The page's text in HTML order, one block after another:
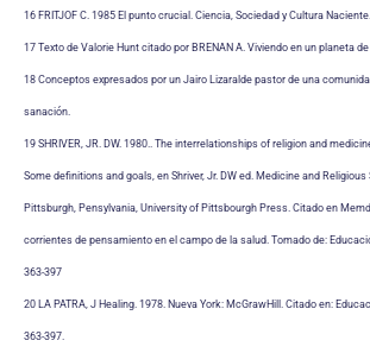
16 FRITJOF C. 1985 El punto crucial. Ciencia, Sociedad y Cultura
17 Texto de Valorie Hunt citado por BRENAN A. Viviendo en un planeta de
18 Conceptos expresados por un Jairo Lizaralde pastor de una
sanación.
19 SHRIVER, JR. DW. 1980.. The interrelationships of religion and
Some definitions and goals, en Shriver, Jr. DW ed. Medicine and Religious
Pittsburgh, Pensylvania, University of Pittsbourgh Press. Citado en
corrientes de pensamiento en el campo de la salud. Tomado de:
363-397
20 LA PATRA, J Healing. 1978. Nueva York: McGrawHill. Citado en:
363-397.